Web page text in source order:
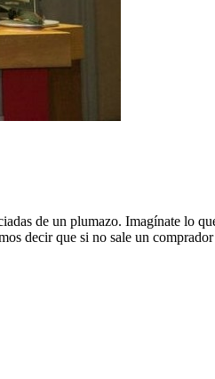
de un plumazo. Imagínate lo
decir que si no sale un